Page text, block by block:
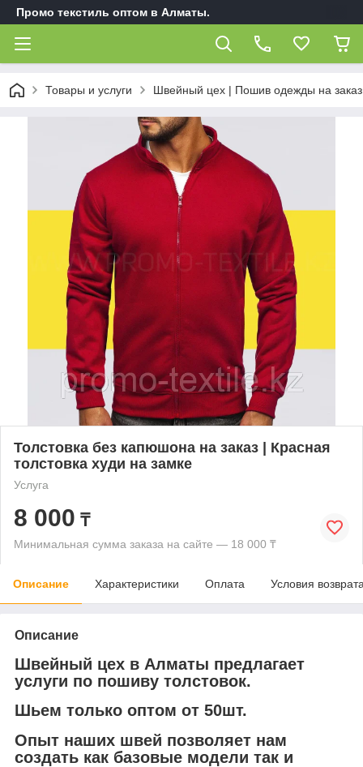
Промо текстиль оптом в Алматы.
Товары и услуги Швейный цех | Пошив одежды на заказ
Толстовка без капюшона на заказ | Красная
толстовка худи на замке
Услуга
8 000 ₸
Минимальная сумма заказа на сайте — 18 000 ₸
Описание Характеристики Оплата Условия
Описание
Швейный цех в Алматы предлагает
услуги по пошиву толстовок.
Шьем только оптом от 50шт.
Опыт наших швей позволяет нам
создать как базовые модели так и